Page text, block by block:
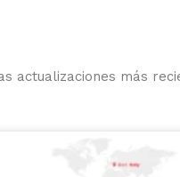
actualizaciones más